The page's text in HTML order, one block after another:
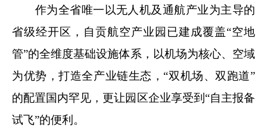
作为全省唯一以无人机及通航产业为主导的
省级经开区，自贡航空产业园已建成覆盖“空地
管”的全维度基础设施体系，以机场为核心、空域
为优势，打造全产业链生态，“双机场、双跑道”
的配置国内罕见，更让园区企业享受到“自主报备
试飞”的便利。